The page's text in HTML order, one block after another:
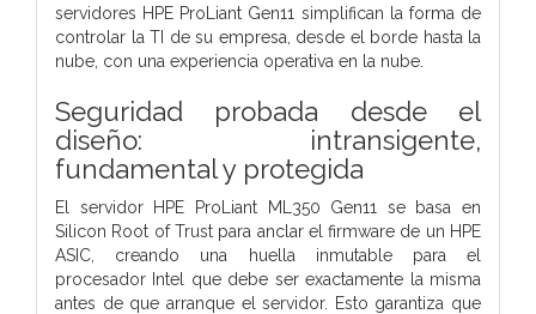
servidores HPE ProLiant Gen11 simplifican la forma de
controlar la TI de su empresa, desde el borde hasta la
nube, con una experiencia operativa en la nube.
Seguridad probada desde el
diseño: intransigente,
fundamental y protegida
El servidor HPE ProLiant ML350 Gen11 se basa en
Silicon Root of Trust para anclar el firmware de un HPE
ASIC, creando una huella inmutable para el
procesador Intel que debe ser exactamente la misma
antes de que arranque el servidor. Esto garantiza que